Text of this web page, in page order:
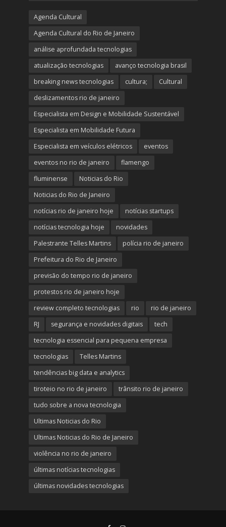
Agenda Cultural
Agenda Cultural do Rio de Janeiro
análise aprofundada tecnologias
atualização tecnologias
avanço tecnologia brasil
breaking news tecnologias
cultura;
Cultural
deslizamentos rio de janeiro
Especialista em Design e Mobilidade Sustentável
Especialista em Mobilidade Futura
Especialista em veículos elétricos
eventos
eventos no rio de janeiro
flamengo
fluminense
Noticias do Rio
Noticias do Rio de Janeiro
notícias rio de janeiro hoje
notícias startups
notícias tecnologia hoje
novidades
Palestrante Telles Martins
polícia rio de janeiro
Prefeitura do Rio de Janeiro
previsão do tempo rio de janeiro
protestos rio de janeiro hoje
review completo tecnologias
rio
rio de janeiro
RJ
segurança e novidades digitais
tech
tecnologia essencial para pequena empresa
tecnologias
Telles Martins
tendências big data e analytics
tiroteio no rio de janeiro
trânsito rio de janeiro
tudo sobre a nova tecnologia
Ultimas Noticias do Rio
Ultimas Noticias do Rio de Janeiro
violência no rio de janeiro
últimas notícias tecnologias
últimas novidades tecnologias